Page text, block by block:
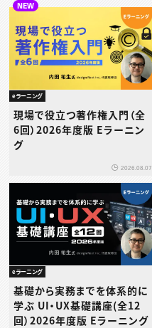
NEW
eラーニング
現場で役立つ著作権入門（全
6回）2026年度版 Eラーニン
グ
2026.08.07
eラーニング
基礎から実務までを体系的に
学ぶ UI・UX基礎講座(全12
回）2026年度版 Eラーニング